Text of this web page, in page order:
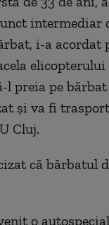
intermediar
i-a
preia pe
şi va fi
Cluj.
că bărbatul
o